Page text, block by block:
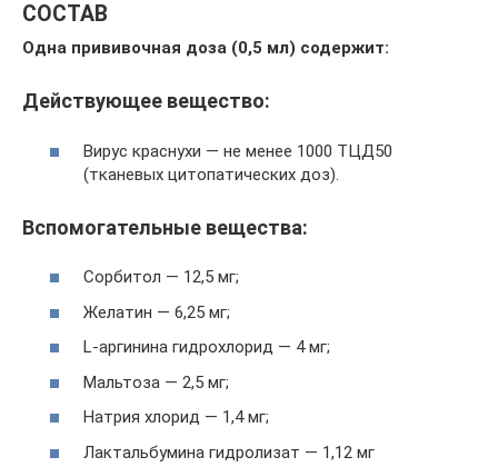
СОСТАВ
Одна прививочная доза (0,5 мл) содержит:
Действующее вещество:
Вирус краснухи — не менее 1000 ТЦД50
(тканевых цитопатических доз).
Вспомогательные вещества:
Сорбитол — 12,5 мг;
Желатин — 6,25 мг;
L-аргинина гидрохлорид — 4 мг;
Мальтоза — 2,5 мг;
Натрия хлорид — 1,4 мг;
Лактальбумина гидролизат — 1,12 мг